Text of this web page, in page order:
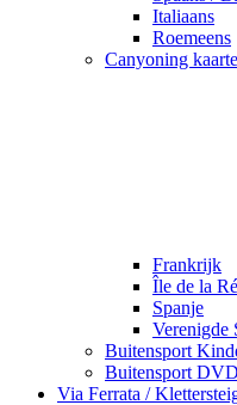
Italiaans
Roemeens
Canyoning
Frankrijk
Île de la
Spanje
Verenigde
Buitensport
Buitensport
Via Ferrata /